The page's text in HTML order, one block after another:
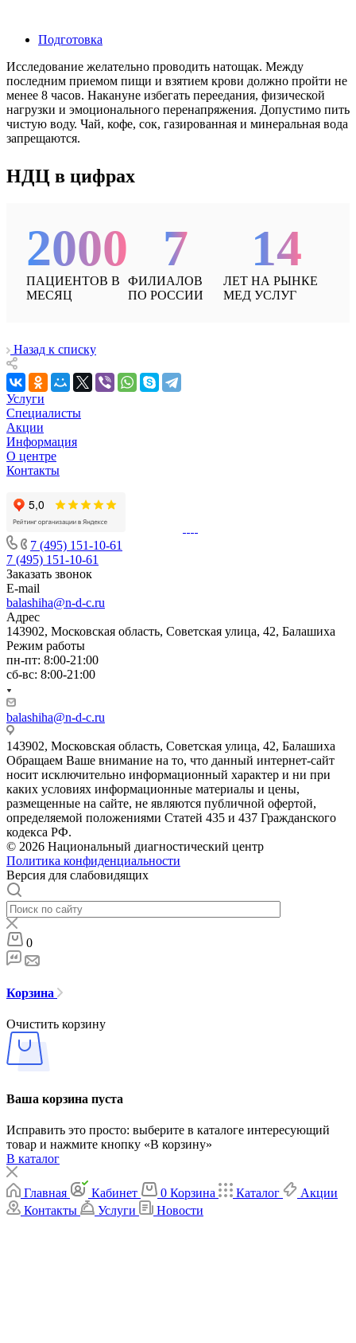
Подготовка
Исследование желательно проводить натощак. Между
последним приемом пищи и взятием крови должно пройти не
менее 8 часов. Накануне избегать переедания, физической
нагрузки и эмоционального перенапряжения. Допустимо пить
чистую воду. Чай, кофе, сок, газированная и минеральная вода
запрещаются.
НДЦ в цифрах
2000
ПАЦИЕНТОВ В
МЕСЯЦ
7
ФИЛИАЛОВ
ПО РОССИИ
14
ЛЕТ НА РЫНКЕ
МЕД УСЛУГ
Назад к списку
Услуги
Специалисты
Акции
Информация
О центре
Контакты
7 (495) 151-10-61
7 (495) 151-10-61
Заказать звонок
E-mail
balashiha@n-d-c.ru
Адрес
143902, Московская область, Советская улица, 42, Балашиха
Режим работы
пн-пт: 8:00-21:00
сб-вс: 8:00-21:00
balashiha@n-d-c.ru
143902, Московская область, Советская улица, 42, Балашиха
Обращаем Ваше внимание на то, что данный интернет-сайт
носит исключительно информационный характер и ни при
каких условиях информационные материалы и цены,
размещенные на сайте, не являются публичной офертой,
определяемой положениями Статей 435 и 437 Гражданского
кодекса РФ.
© 2026 Национальный диагностический центр
Политика конфиденциальности
Версия для слабовидящих
0
Корзина
Очистить корзину
Ваша корзина пуста
Исправить это просто: выберите в каталоге интересующий
товар и нажмите кнопку «В корзину»
В каталог
Главная Кабинет 0 Корзина Каталог
Акции
Контакты
Услуги Новости